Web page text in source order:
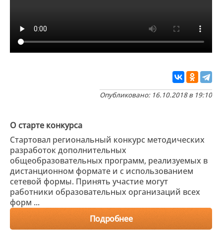
Опубликовано: 16.10.2018 в 19:10
О старте конкурса
Стартовал региональный конкурс методических
разработок дополнительных
общеобразовательных программ, реализуемых в
дистанционном формате и с использованием
сетевой формы. Принять участие могут
работники образовательных организаций всех
форм ...
Подробнее